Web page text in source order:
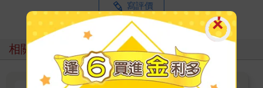
寫評價
相關主題